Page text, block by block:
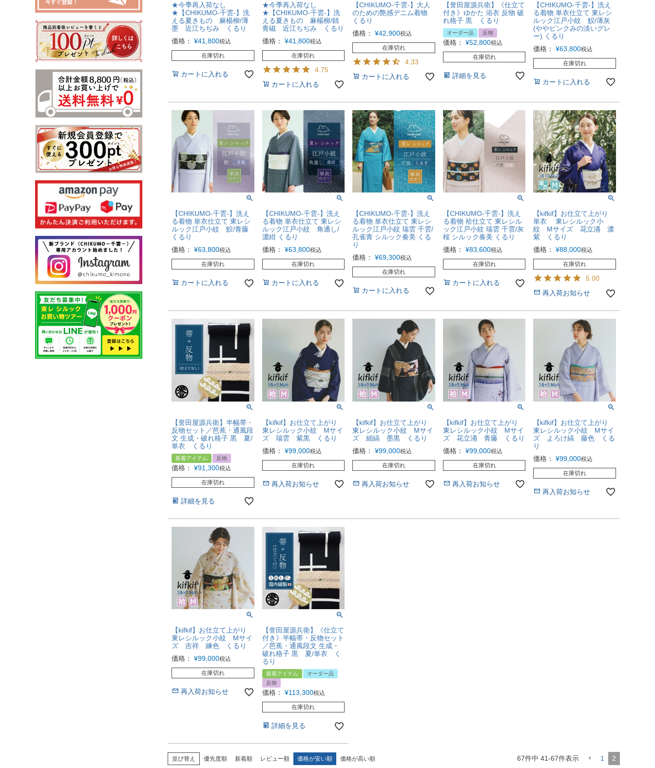
★今季再入荷なし
★【CHIKUMO-千雲-】洗
える夏きもの 麻楊柳/薄
墨 近江ちぢみ くるり
価格：
¥41,800税込
在庫切れ
カートに入れる
★今季再入荷なし
★【CHIKUMO-千雲-】洗
える夏きもの 麻楊柳/錆
青磁 近江ちぢみ くるり
価格：
¥41,800税込
在庫切れ
4.75
カートに入れる
【CHIKUMO-千雲-】大人
のための艶感デニム着物
くるり
価格：
¥42,900税込
在庫切れ
4.33
カートに入れる
【誉田屋源兵衛】《仕立て
付き》ゆかた 浴衣 反物 破
れ格子 黒 くるり
オーダー品 反物
価格： ¥52,800税込
在庫切れ
詳細を見る
【CHIKUMO-千雲-】洗え
る着物 単衣仕立て 東レシ
ルック江戸小紋 鮫/薄灰
(ややピンクみの淡いグレ
ー) くるり
価格：
¥63,800税込
在庫切れ
カートに入れる
【CHIKUMO-千雲-】洗え
る着物 単衣仕立て 東レシ
ルック江戸小紋 鮫/青藤
くるり
価格：
¥63,800税込
在庫切れ
カートに入れる
【CHIKUMO-千雲-】洗え
る着物 単衣仕立て 東レシ
ルック江戸小紋 角通し/
濃紺 くるり
価格：
¥63,800税込
在庫切れ
カートに入れる
【CHIKUMO-千雲-】洗え
る着物 単衣仕立て 東レシ
ルック江戸小紋 瑞雲 千雲/
孔雀青 シルック奏美 くる
り
価格：
¥69,300税込
在庫切れ
カートに入れる
【CHIKUMO-千雲-】洗え
る着物 袷仕立て 東レシル
ック江戸小紋 瑞雲 千雲/灰
桜 シルック奏美 くるり
価格：
¥83,600税込
在庫切れ
カートに入れる
【kifkif】お仕立て上がり
単衣 東レシルック小
紋 Mサイズ 花立涌 濃
紫 くるり
価格：
¥88,000税込
在庫切れ
5.00
再入荷お知らせ
【誉田屋源兵衛】半幅帯・
反物セット／芭蕉・通風段
文 生成・破れ格子 黒 夏/
単衣 くるり
新着アイテム 反物
価格： ¥91,300税込
在庫切れ
詳細を見る
【kifkif】お仕立て上がり
東レシルック小紋 Mサイ
ズ 瑞雲 紫黒 くるり
価格：
¥99,000税込
在庫切れ
再入荷お知らせ
【kifkif】お仕立て上がり
東レシルック小紋 Mサイ
ズ 細縞 墨黒 くるり
価格：
¥99,000税込
在庫切れ
再入荷お知らせ
【kifkif】お仕立て上がり
東レシルック小紋 Mサイ
ズ 花立涌 青藤 くるり
価格：
¥99,000税込
在庫切れ
再入荷お知らせ
【kifkif】お仕立て上がり
東レシルック小紋 Mサイ
ズ よろけ縞 藤色 くる
り
価格：
¥99,000税込
在庫切れ
再入荷お知らせ
【kifkif】お仕立て上がり
東レシルック小紋 Mサイ
ズ 吉祥 練色 くるり
価格：
¥99,000税込
在庫切れ
再入荷お知らせ
【誉田屋源兵衛】《仕立て
付き》半幅帯・反物セット
／芭蕉・通風段文 生成・
破れ格子 黒 夏/単衣 く
るり
新着アイテム
オーダー品
反物
価格： ¥113,300税込
在庫切れ
詳細を見る
並び替え 優先度順 新着順 レビュー順 価格が安い順 価格が高い順 67件中 41-67件表示 1 2